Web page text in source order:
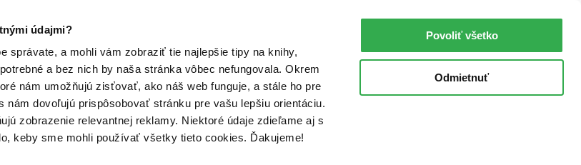
údajmi?
správate, a mohli vám zobraziť tie najlepšie tipy na knihy,
a bez nich by naša stránka vôbec nefungovala. Okrem
nám umožňujú zisťovať, ako náš web funguje, a stále ho pre
dovoľujú prispôsobovať stránku pre vašu lepšiu orientáciu.
zobrazenie relevantnej reklamy. Niektoré údaje zdieľame aj s
keby sme mohli používať všetky tieto cookies. Ďakujeme!
Povoliť všetko
Odmietnuť